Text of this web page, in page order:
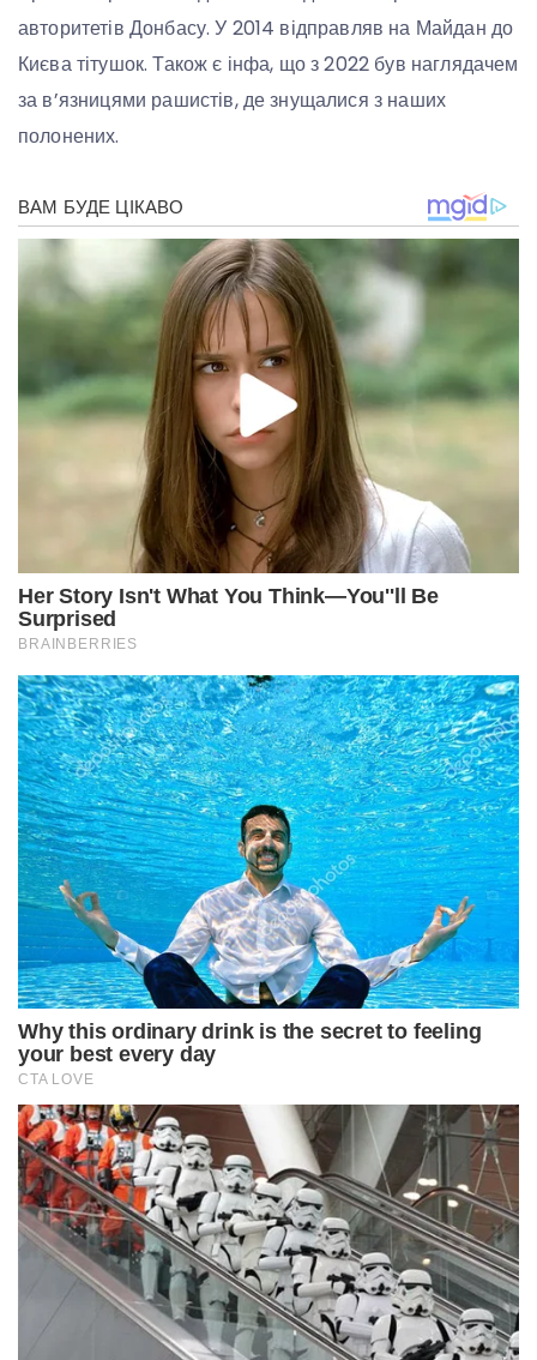
авторитетів Донбасу. У 2014 відправляв на Майдан до
Києва тітушок. Також є інфа, що з 2022 був наглядачем
за в’язницями рашистів, де знущалися з наших
полонених.